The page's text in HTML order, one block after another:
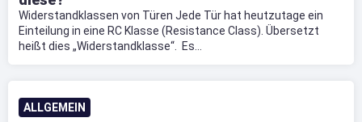
Widerstandklassen von Türen Jede Tür hat heutzutage ein
Einteilung in eine RC Klasse (Resistance Class). Übersetzt
heißt dies „Widerstandklasse“. Es...
ALLGEMEIN